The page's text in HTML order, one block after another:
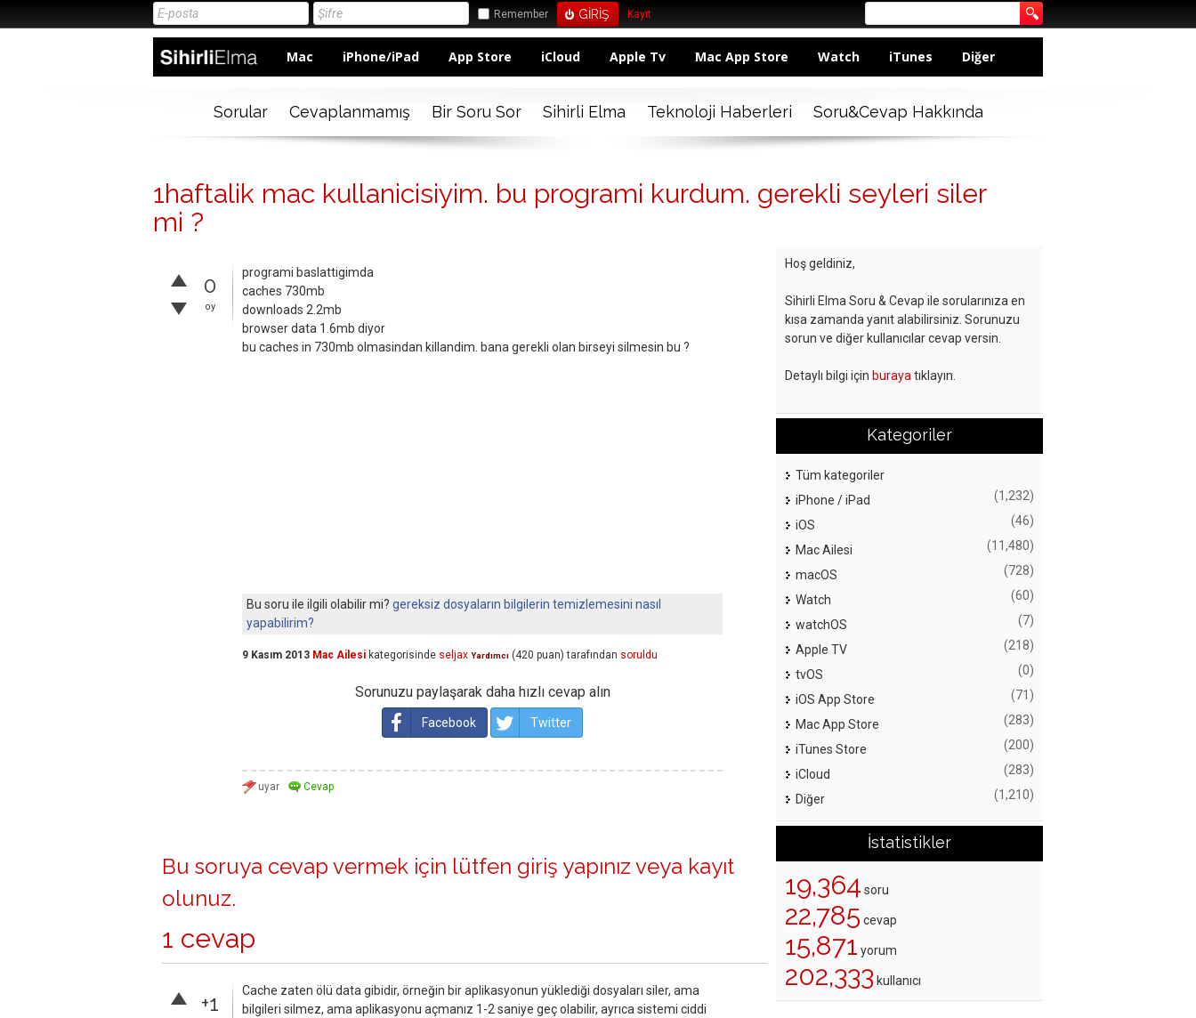
Remember Kayıt
Mac iPhone/iPad App Store iCloud Apple Tv Mac App Store Watch iTunes Diğer
Sorular Cevaplanmamış Bir Soru Sor Sihirli Elma Teknoloji Haberleri Soru&Cevap Hakkında
1haftalik mac kullanicisiyim. bu programi kurdum. gerekli seyleri siler
mi ?
0
oy
programi baslattigimda
caches 730mb
downloads 2.2mb
browser data 1.6mb diyor
bu caches in 730mb olmasindan killandim. bana gerekli olan birseyi silmesin bu ?
Bu soru ile ilgili olabilir mi? gereksiz dosyaların bilgilerin temizlemesini nasıl
yapabilirim?
9 Kasım 2013 Mac Ailesi kategorisinde seljax Yardımcı (420 puan) tarafından soruldu
Sorunuzu paylaşarak daha hızlı cevap alın
Facebook Twitter
Bu soruya cevap vermek için lütfen giriş yapınız veya kayıt
olunuz.
1 cevap
+1
Cache zaten ölü data gibidir, örneğin bir aplikasyonun yüklediği dosyaları siler, ama
bilgileri silmez, ama aplikasyonu açmanız 1-2 saniye geç olabilir, ayrıca sistemi ciddi
Hoş geldiniz,
Sihirli Elma Soru & Cevap ile sorularınıza en
kısa zamanda yanıt alabilirsiniz. Sorunuzu
sorun ve diğer kullanıcılar cevap versin.
Detaylı bilgi için buraya tıklayın.
Kategoriler
Tüm kategoriler
iPhone / iPad
(1,232)
iOS (46)
Mac Ailesi (11,480)
macOS (728)
Watch (60)
watchOS (7)
Apple TV (218)
tvOS (0)
iOS App Store (71)
Mac App Store (283)
iTunes Store (200)
iCloud (283)
Diğer (1,210)
İstatistikler
19,364 soru
22,785 cevap
15,871 yorum
202,333 kullanıcı